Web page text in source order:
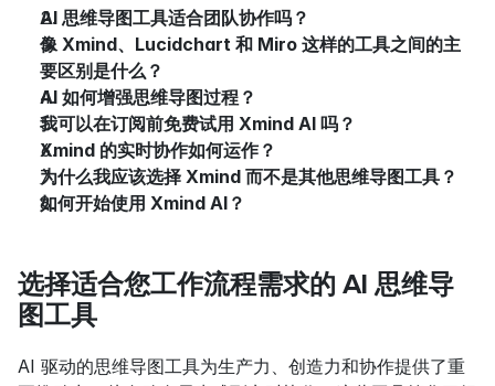
AI 思维导图工具适合团队协作吗？
像 Xmind、Lucidchart 和 Miro 这样的工具之间的主
要区别是什么？
AI 如何增强思维导图过程？
我可以在订阅前免费试用 Xmind AI 吗？
Xmind 的实时协作如何运作？
为什么我应该选择 Xmind 而不是其他思维导图工具？
如何开始使用 Xmind AI？
选择适合您工作流程需求的 AI 思维导
图工具
AI 驱动的思维导图工具为生产力、创造力和协作提供了重